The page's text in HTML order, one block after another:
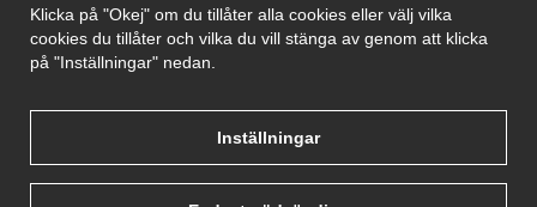
Gör Det Själv Paket
Montera dragkrok
SUPPORT
Villkor
Klicka på "Okej" om du tillåter alla cookies eller välj vilka
cookies du tillåter och vilka du vill stänga av genom att klicka
på "Inställningar" nedan.
Inställningar